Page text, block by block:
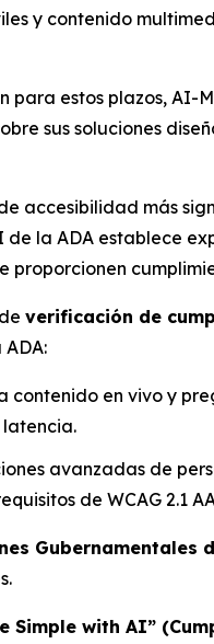
y contenido
estos plazos,
sus soluciones
accesibilidad más
la ADA establece
verificación de
en vivo y
latencia.
avanzadas de
de WCAG 2.1
Gubernamentales
Simple with AI”